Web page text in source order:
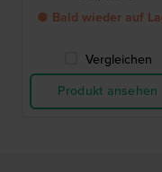
● Bald wieder auf
Vergleichen
Produkt ansehen